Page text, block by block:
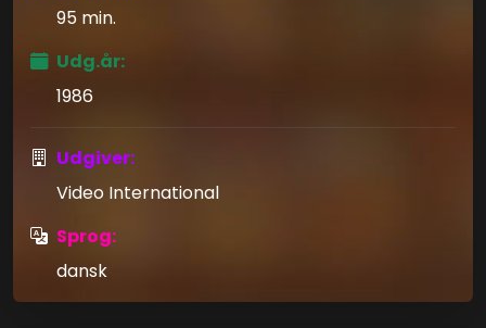
95 min.
Udg.år:
1986
Udgiver:
Video International
Sprog:
dansk